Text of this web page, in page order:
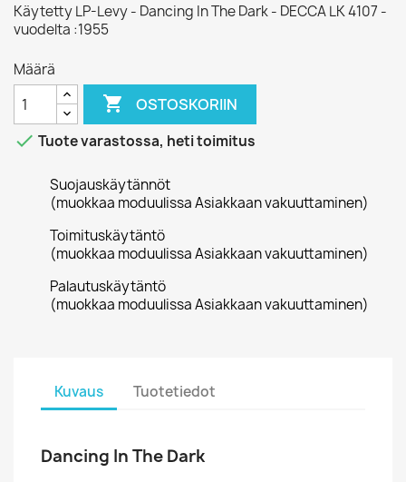
Käytetty LP-Levy - Dancing In The Dark - DECCA LK 4107 -
vuodelta :1955
Määrä
 OSTOSKORIIN
 Tuote varastossa, heti toimitus
Suojauskäytännöt
(muokkaa moduulissa Asiakkaan vakuuttaminen)
Toimituskäytäntö
(muokkaa moduulissa Asiakkaan vakuuttaminen)
Palautuskäytäntö
(muokkaa moduulissa Asiakkaan vakuuttaminen)
Kuvaus Tuotetiedot
Dancing In The Dark